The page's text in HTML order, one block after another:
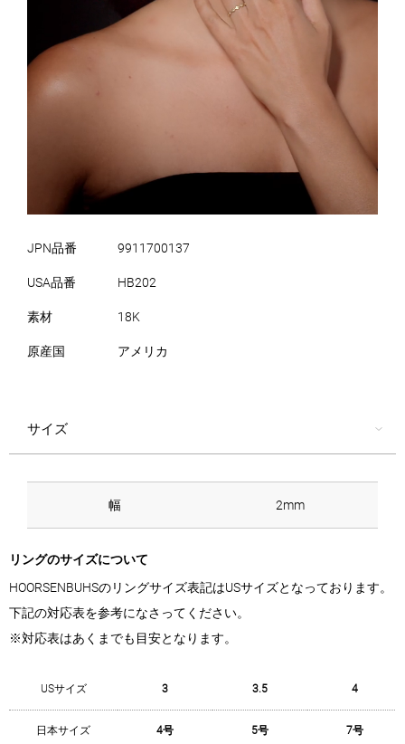
JPN品番 9911700137
USA品番 HB202
素材 18K
原産国 アメリカ
サイズ
幅 2mm
リングのサイズについて
HOORSENBUHSのリングサイズ表記はUSサイズとなっております。
下記の対応表を参考になさってください。
※対応表はあくまでも目安となります。
USサイズ 3 3.5 4
日本サイズ 4号 5号 7号